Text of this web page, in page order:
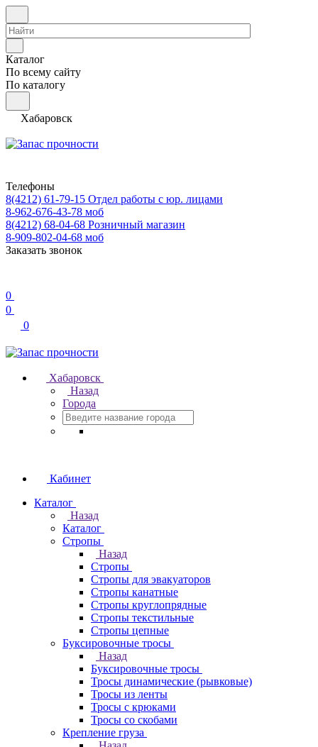
Каталог
По всему сайту
По каталогу
Хабаровск
Телефоны
8(4212) 61-79-15 Отдел работы с юр. лицами
8-962-676-43-78 моб
8(4212) 68-04-68 Розничный магазин
8-909-802-04-68 моб
Заказать звонок
0
0
0
Хабаровск
Назад
Города
Кабинет
Каталог
Назад
Каталог
Стропы
Назад
Стропы
Стропы для эвакуаторов
Стропы канатные
Стропы круглопрядные
Стропы текстильные
Стропы цепные
Буксировочные тросы
Назад
Буксировочные тросы
Тросы динамические (рывковые)
Тросы из ленты
Тросы с крюками
Тросы со скобами
Крепление груза